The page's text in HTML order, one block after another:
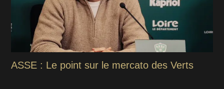
ASSE : Le point sur le mercato des Verts